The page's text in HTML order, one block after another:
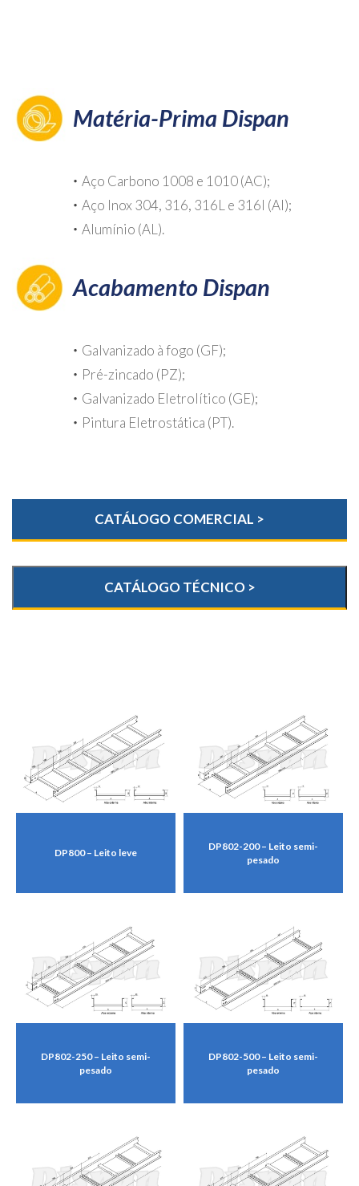
Matéria-Prima Dispan
・ Aço Carbono 1008 e 1010 (AC);
・ Aço Inox 304, 316, 316L e 316I (AI);
・ Alumínio (AL).
Acabamento Dispan
・ Galvanizado à fogo (GF);
・ Pré-zincado (PZ);
・ Galvanizado Eletrolítico (GE);
・ Pintura Eletrostática (PT).
CATÁLOGO COMERCIAL >
CATÁLOGO TÉCNICO >
DP800 – Leito leve
DP802-200 – Leito semi-
pesado
DP802-250 – Leito semi-
pesado
DP802-500 – Leito semi-
pesado